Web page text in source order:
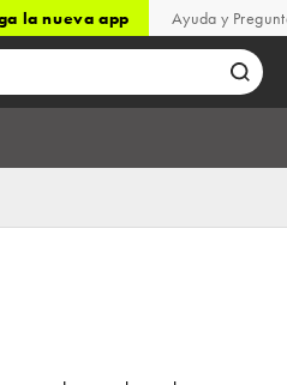
la nueva app Ayuda y